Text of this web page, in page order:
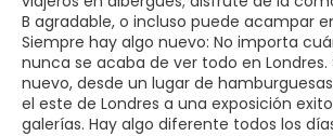
B agradable, o incluso puede acampar
Siempre hay algo nuevo: No importa
nunca se acaba de ver todo en Londres.
nuevo, desde un lugar de
el este de Londres a una exposición
galerías. Hay algo diferente todos los